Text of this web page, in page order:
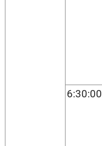
6:30:00